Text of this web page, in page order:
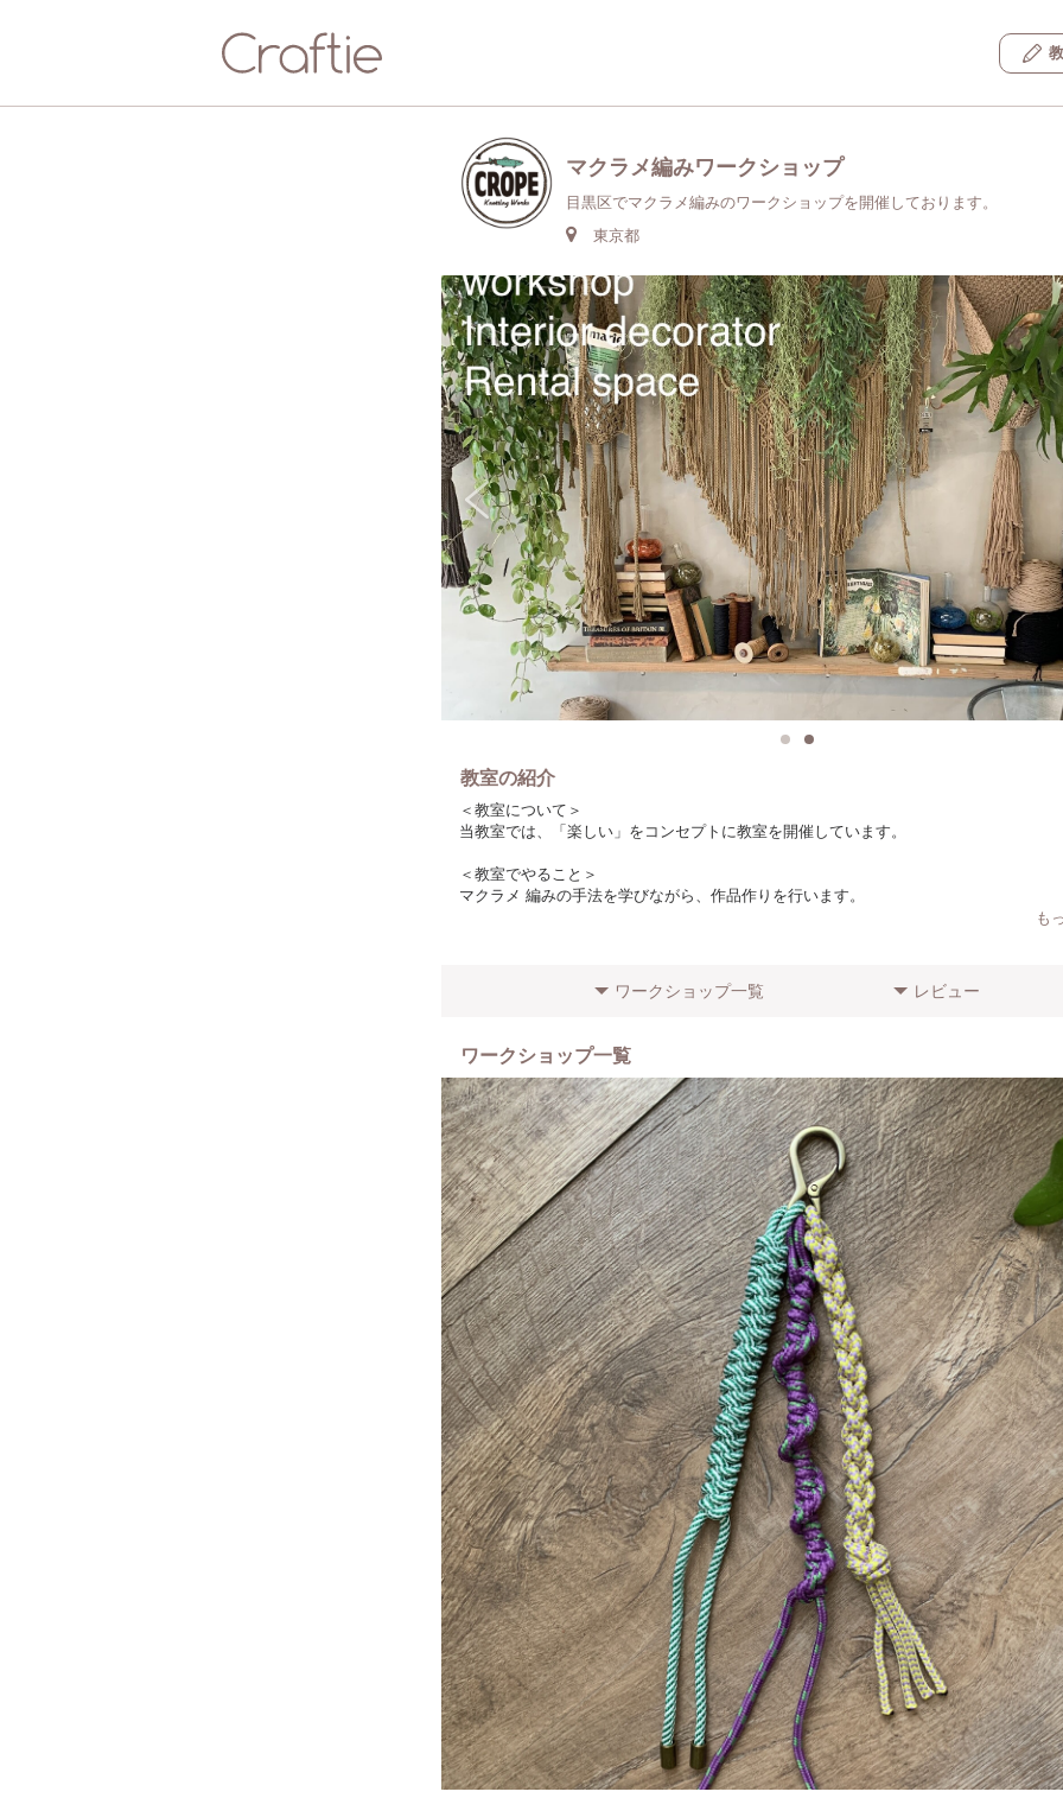
マクラメ編みワークショップ
目黒区でマクラメ編みのワークショップを開催しております。
東京都
教室の紹介
＜教室について＞
当教室では、「楽しい」をコンセプトに教室を開催しています。
＜教室でやること＞
マクラメ 編みの手法を学びながら、作品作りを行います。
（作品によりロープの種類は異なります）
初心者の方でもわかりやすいように、少人数で開催しています！
ぜひお気軽にご参加ください。
＜場所・アクセス＞
目黒駅からバス14分（7駅）徒歩1分
学芸大学駅から徒歩15分
＜その他特記事項＞
初心者の方の参加歓迎します！
も
ワークショップ一覧 レビュー
ワークショップ一覧